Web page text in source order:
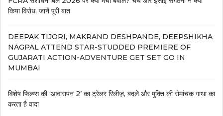
किया विरोध, जानें पूरी बात
DEEPAK TIJORI, MAKRAND DESHPANDE, DEEPSHIKHA
NAGPAL ATTEND STAR-STUDDED PREMIERE OF
GUJARATI ACTION-ADVENTURE GET SET GO IN
MUMBAI
विशेष फिल्म्स की ‘आवारापन 2’ का ट्रेलर रिलीज़, बदले और मुक्ति की रोमांचक गाथा का
करता है वादा